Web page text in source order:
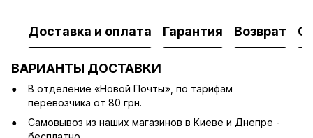
Доставка и оплата Гарантия Возврат
ВАРИАНТЫ ДОСТАВКИ
В отделение «Новой Почты», по тарифам
перевозчика от 80 грн.
Cамовывоз из наших магазинов в Киеве и Днепре -